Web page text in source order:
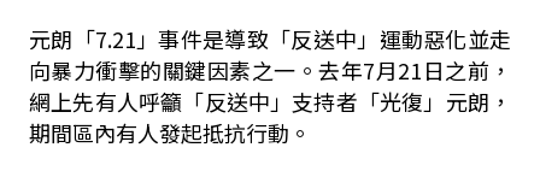
元朗「7.21」事件是導致「反送中」運動惡化並走
向暴力衝擊的關鍵因素之一。去年7月21日之前，
網上先有人呼籲「反送中」支持者「光復」元朗，
期間區內有人發起抵抗行動。